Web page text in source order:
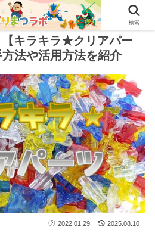
キラキラ★クリアパー
法や活用方法を紹介
2022.01.29 2025.08.10
検索